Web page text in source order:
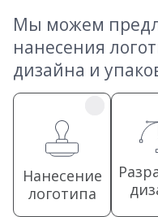
Мы можем
нанесения
дизайна и
Нанесение
логотипа